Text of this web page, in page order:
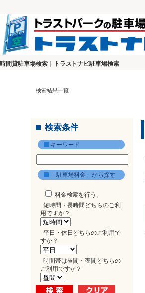
時間貸駐車場検索｜トラストナビ駐車場検索
検索結果一覧
検索条件
キーワード
「駐車場料金」から探す
料金検索を行う。
短時間・長時間どちらのご利
用ですか？
平日・休日どちらのご利用で
すか？
時間帯は昼間・夜間どちらの
ご利用ですか？